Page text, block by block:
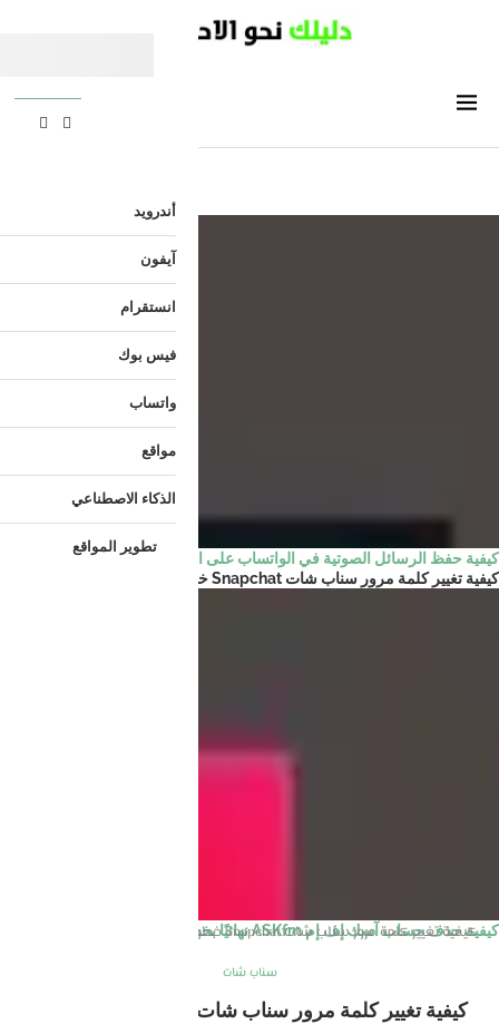
كيفية حفظ الرسائل الصوتية في الواتساب على الاندرويد
كيفية تغيير كلمة مرور سناب شات Snapchat خطوة بخطوة
كيفية حذف حساب آسك إف إم ASKfm نهائيًا بخطوات سهلة
كيفية تغيير كلمة مرور سناب شات Snapchat خطوة بخطوة
سناب شات
أندرويد
آيفون
انستقرام
فيس بوك
واتساب
مواقع
الذكاء الاصطناعي
تطوير المواقع